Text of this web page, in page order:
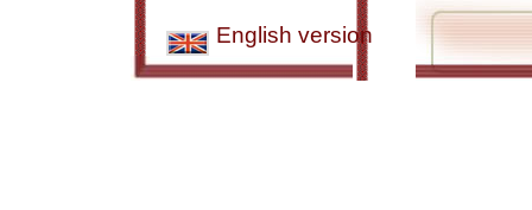
English version